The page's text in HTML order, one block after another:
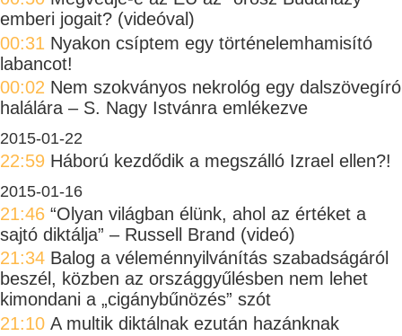
emberi jogait? (videóval)
00:31 Nyakon csíptem egy történelemhamisító
labancot!
00:02 Nem szokványos nekrológ egy dalszövegíró
halálára – S. Nagy Istvánra emlékezve
2015-01-22
22:59 Háború kezdődik a megszálló Izrael ellen?!
2015-01-16
21:46 “Olyan világban élünk, ahol az értéket a
sajtó diktálja” – Russell Brand (videó)
21:34 Balog a véleménnyilvánítás szabadságáról
beszél, közben az országgyűlésben nem lehet
kimondani a „cigánybűnözés” szót
21:10 A multik diktálnak ezután hazánknak